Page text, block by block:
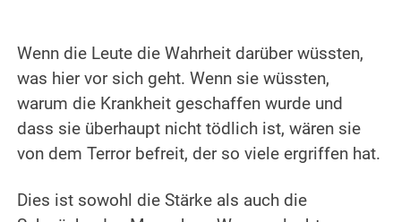
Wenn die Leute die Wahrheit darüber wüssten,
was hier vor sich geht. Wenn sie wüssten,
warum die Krankheit geschaffen wurde und
dass sie überhaupt nicht tödlich ist, wären sie
von dem Terror befreit, der so viele ergriffen hat.
Dies ist sowohl die Stärke als auch die